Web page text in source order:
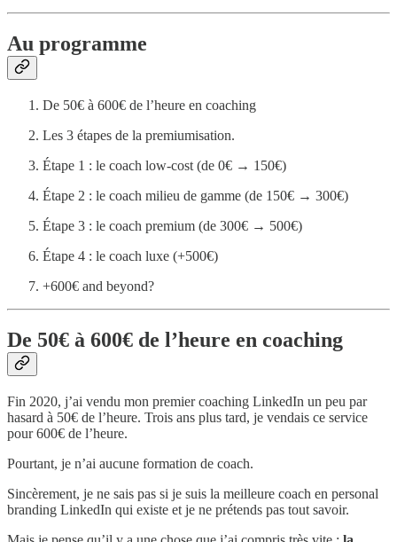
Au programme
De 50€ à 600€ de l’heure en coaching
Les 3 étapes de la premiumisation.
Étape 1 : le coach low-cost (de 0€ → 150€)
Étape 2 : le coach milieu de gamme (de 150€ → 300€)
Étape 3 : le coach premium (de 300€ → 500€)
Étape 4 : le coach luxe (+500€)
+600€ and beyond?
De 50€ à 600€ de l’heure en coaching
Fin 2020, j’ai vendu mon premier coaching LinkedIn un peu par
hasard à 50€ de l’heure. Trois ans plus tard, je vendais ce service
pour 600€ de l’heure.
Pourtant, je n’ai aucune formation de coach.
Sincèrement, je ne sais pas si je suis la meilleure coach en personal
branding LinkedIn qui existe et je ne prétends pas tout savoir.